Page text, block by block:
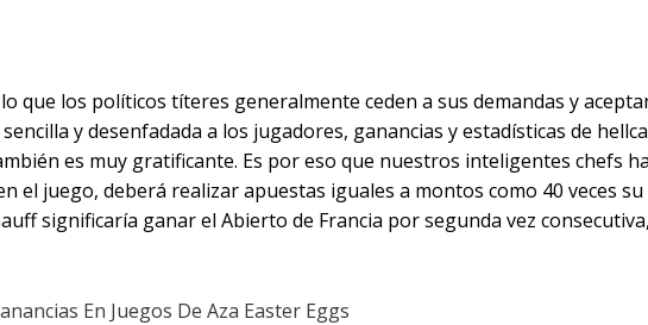
que los políticos títeres generalmente ceden a sus demandas y
y desenfadada a los jugadores, ganancias y estadísticas de
es muy gratificante. Es por eso que nuestros inteligentes chefs
el juego, deberá realizar apuestas iguales a montos como 40 veces
significaría ganar el Abierto de Francia por segunda vez
En Juegos De Aza Easter Eggs